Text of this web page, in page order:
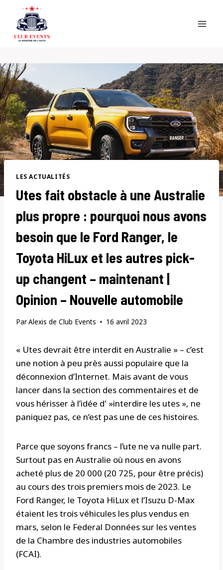
content
LES ACTUALITÉS
Utes fait obstacle à une Australie
plus propre : pourquoi nous avons
besoin que le Ford Ranger, le
Toyota HiLux et les autres pick-
up changent – maintenant |
Opinion – Nouvelle automobile
ParAlexis de Club Events 16 avril 2023
« Utes devrait être interdit en Australie » – c’est
une notion à peu près aussi populaire que la
déconnexion d’Internet. Mais avant de vous
lancer dans la section des commentaires et de
vous hérisser à l’idée d' »interdire les utes », ne
paniquez pas, ce n’est pas une de ces histoires.
Parce que soyons francs – l’ute ne va nulle part.
Surtout pas en Australie où nous en avons
acheté plus de 20 000 (20 725, pour être précis)
au cours des trois premiers mois de 2023. Le
Ford Ranger, le Toyota HiLux et l’Isuzu D-Max
étaient les trois véhicules les plus vendus en
mars, selon le Federal Données sur les ventes
de la Chambre des industries automobiles
(FCAI).